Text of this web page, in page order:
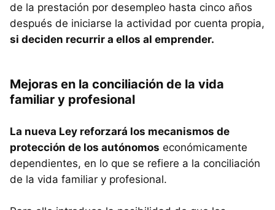
de la prestación por desempleo hasta cinco años
después de iniciarse la actividad por cuenta propia,
si deciden recurrir a ellos al emprender.
Mejoras en la conciliación de la vida
familiar y profesional
La nueva Ley reforzará los mecanismos de
protección de los autónomos económicamente
dependientes, en lo que se refiere a la conciliación
de la vida familiar y profesional.